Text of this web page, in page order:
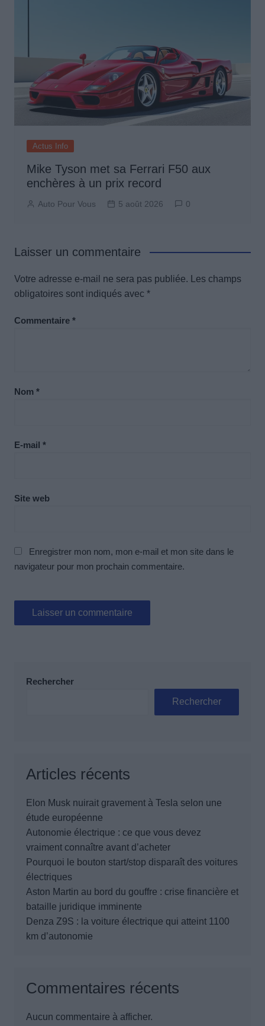
Actus Info
Mike Tyson met sa Ferrari F50 aux
enchères à un prix record
Auto Pour Vous 5 août 2026 0
Laisser un commentaire
Votre adresse e-mail ne sera pas publiée.
Les champs
obligatoires sont indiqués avec *
Commentaire *
Nom *
E-mail *
Site web
Enregistrer mon nom, mon e-mail et mon site dans le
navigateur pour mon prochain commentaire.
Rechercher
Rechercher
Articles récents
Elon Musk nuirait gravement à Tesla selon une
étude européenne
Autonomie électrique : ce que vous devez
vraiment connaître avant d’acheter
Pourquoi le bouton start/stop disparaît des voitures
électriques
Aston Martin au bord du gouffre : crise financière et
bataille juridique imminente
Denza Z9S : la voiture électrique qui atteint 1100
km d’autonomie
Commentaires récents
Aucun commentaire à afficher.